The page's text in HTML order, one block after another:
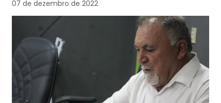
07 de dezembro de 2022